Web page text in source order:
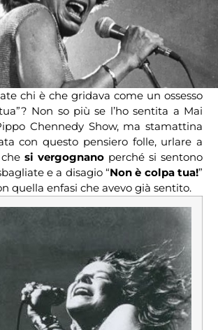
chi è che gridava come un ossesso
Non so più se l’ho sentita a Mai
Chennedy Show, ma stamattina
con questo pensiero folle, urlare a
si vergognano perché si sentono
e a disagio “Non è colpa tua!”
quella enfasi che avevo già sentito.